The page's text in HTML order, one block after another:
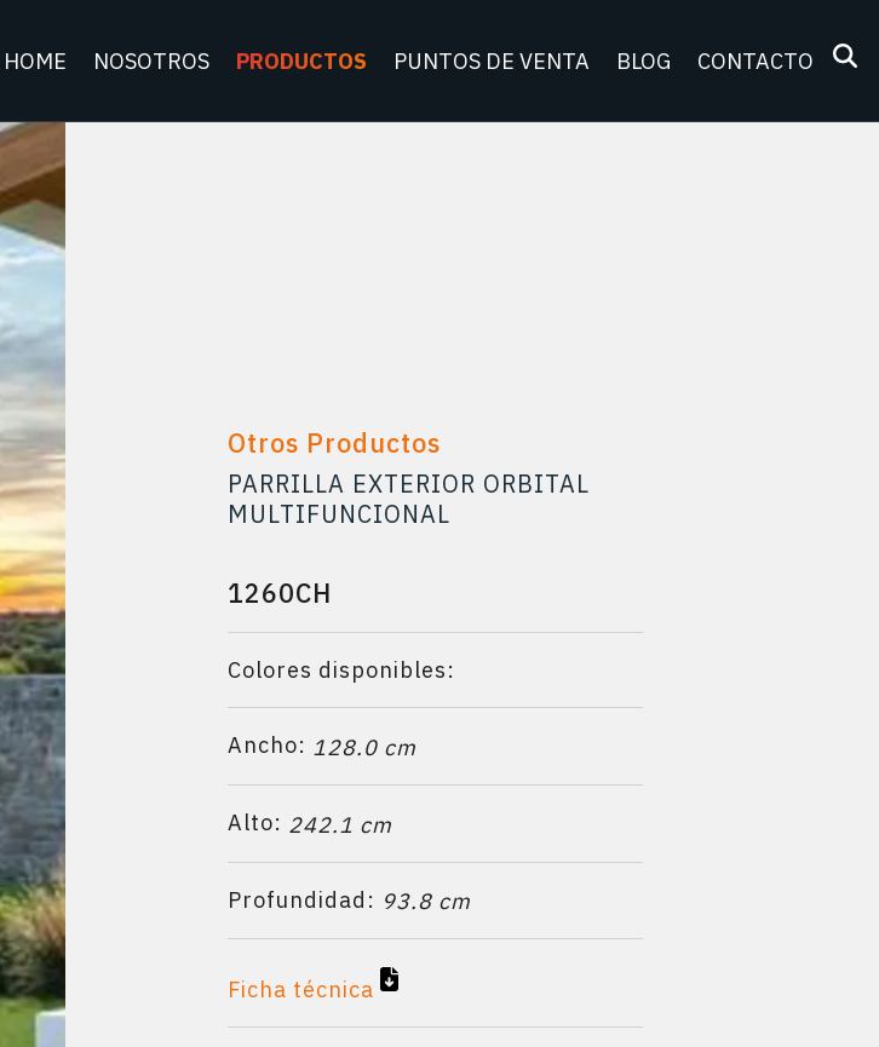
HOME NOSOTROS PRODUCTOS PUNTOS DE VENTA BLOG CONTACTO
Otros Productos
PARRILLA EXTERIOR ORBITAL
MULTIFUNCIONAL
1260CH
Colores disponibles:
Ancho: 128.0 cm
Alto: 242.1 cm
Profundidad: 93.8 cm
Ficha técnica